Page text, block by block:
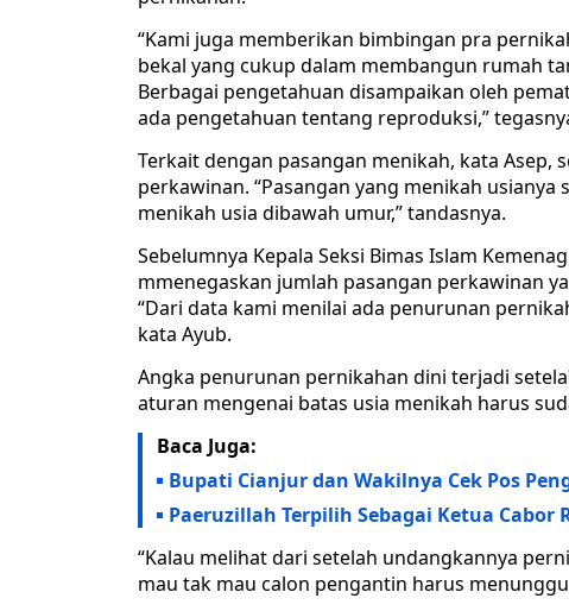
“Kami juga memberikan bimbingan pra
bekal yang cukup dalam membangun rumah
Berbagai pengetahuan disampaikan oleh
ada pengetahuan tentang reproduksi,”
Terkait dengan pasangan menikah, kata Asep,
perkawinan. “Pasangan yang menikah
menikah usia dibawah umur,” tandasnya.
Sebelumnya Kepala Seksi Bimas Islam
mmenegaskan jumlah pasangan perkawinan
“Dari data kami menilai ada penurunan
kata Ayub.
Angka penurunan pernikahan dini terjadi
aturan mengenai batas usia menikah harus
Baca Juga:
Bupati Cianjur dan Wakilnya Cek Pos
Paeruzillah Terpilih Sebagai Ketua Cabor
“Kalau melihat dari setelah undangkannya
mau tak mau calon pengantin harus